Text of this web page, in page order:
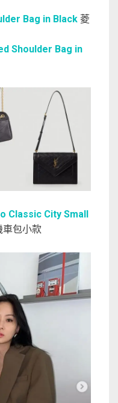
Bag in Black 菱
Shoulder Bag in
Classic City Small
車包小款